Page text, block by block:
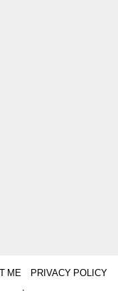
ME PRIVACY POLICY